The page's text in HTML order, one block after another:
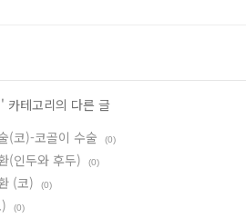
' 카테고리의 다른 글
(코)-코골이 수술
(0)
(인두와 후두) (0)
(코) (0)
(0)